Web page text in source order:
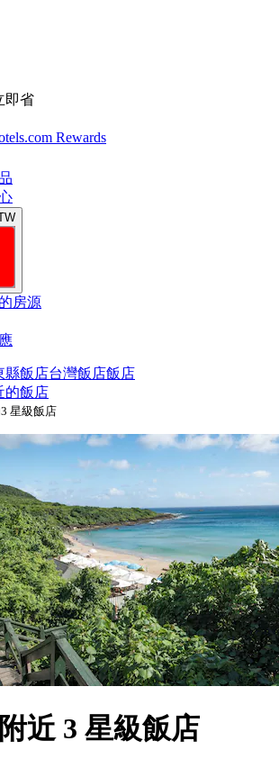
即省
Rewards
房源
縣飯店台灣飯店飯店
的飯店
星級飯店
近 3 星級飯店